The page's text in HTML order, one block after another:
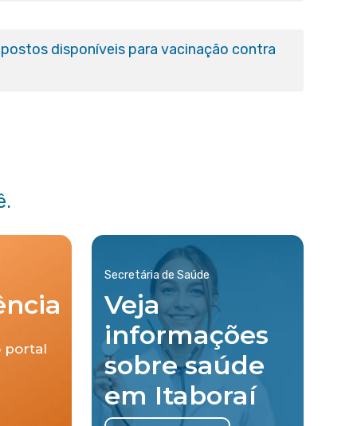
disponíveis para vacinação contra
portal
Secretária de Saúde
Veja
informações
sobre saúde
em Itaboraí